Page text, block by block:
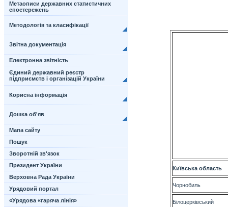
Метаописи державних статистичних
спостережень
Методологія та класифікації
Звітна документація
Електронна звітність
Єдиний державний реєстр
підприємств і організацій України
Корисна інформація
Дошка об'яв
Мапа сайту
Пошук
Зворотній зв'язок
Президент України
Верховна Рада України
Урядовий портал
«Урядова «гаряча лінія»
Київська область
Чорнобиль
Білоцерківський